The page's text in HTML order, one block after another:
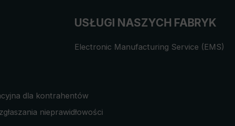
USŁUGI NASZYCH FABRYK
Electronic Manufacturing Service (EMS)
dla kontrahentów
nieprawidłowości